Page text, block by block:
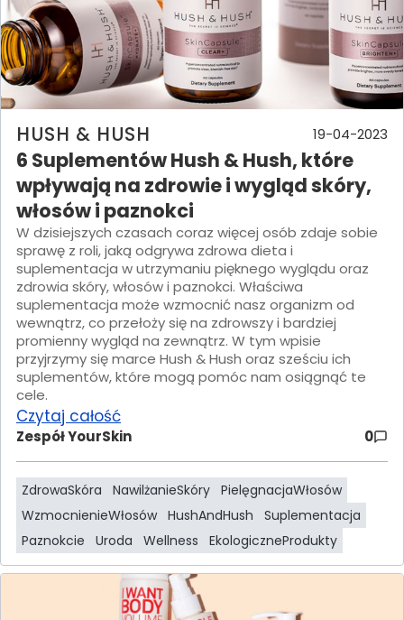
HUSH & HUSH 19-04-2023
6 Suplementów Hush & Hush, które
wpływają na zdrowie i wygląd skóry,
włosów i paznokci
W dzisiejszych czasach coraz więcej osób zdaje sobie
sprawę z roli, jaką odgrywa zdrowa dieta i
suplementacja w utrzymaniu pięknego wyglądu oraz
zdrowia skóry, włosów i paznokci. Właściwa
suplementacja może wzmocnić nasz organizm od
wewnątrz, co przełoży się na zdrowszy i bardziej
promienny wygląd na zewnątrz. W tym wpisie
przyjrzymy się marce Hush & Hush oraz sześciu ich
suplementów, które mogą pomóc nam osiągnąć te
cele.
Czytaj całość
Zespół YourSkin 0
ZdrowaSkóra NawilżanieSkóry PielęgnacjaWłosów
WzmocnienieWłosów HushAndHush
Suplementacja
Paznokcie
Uroda Wellness EkologiczneProdukty